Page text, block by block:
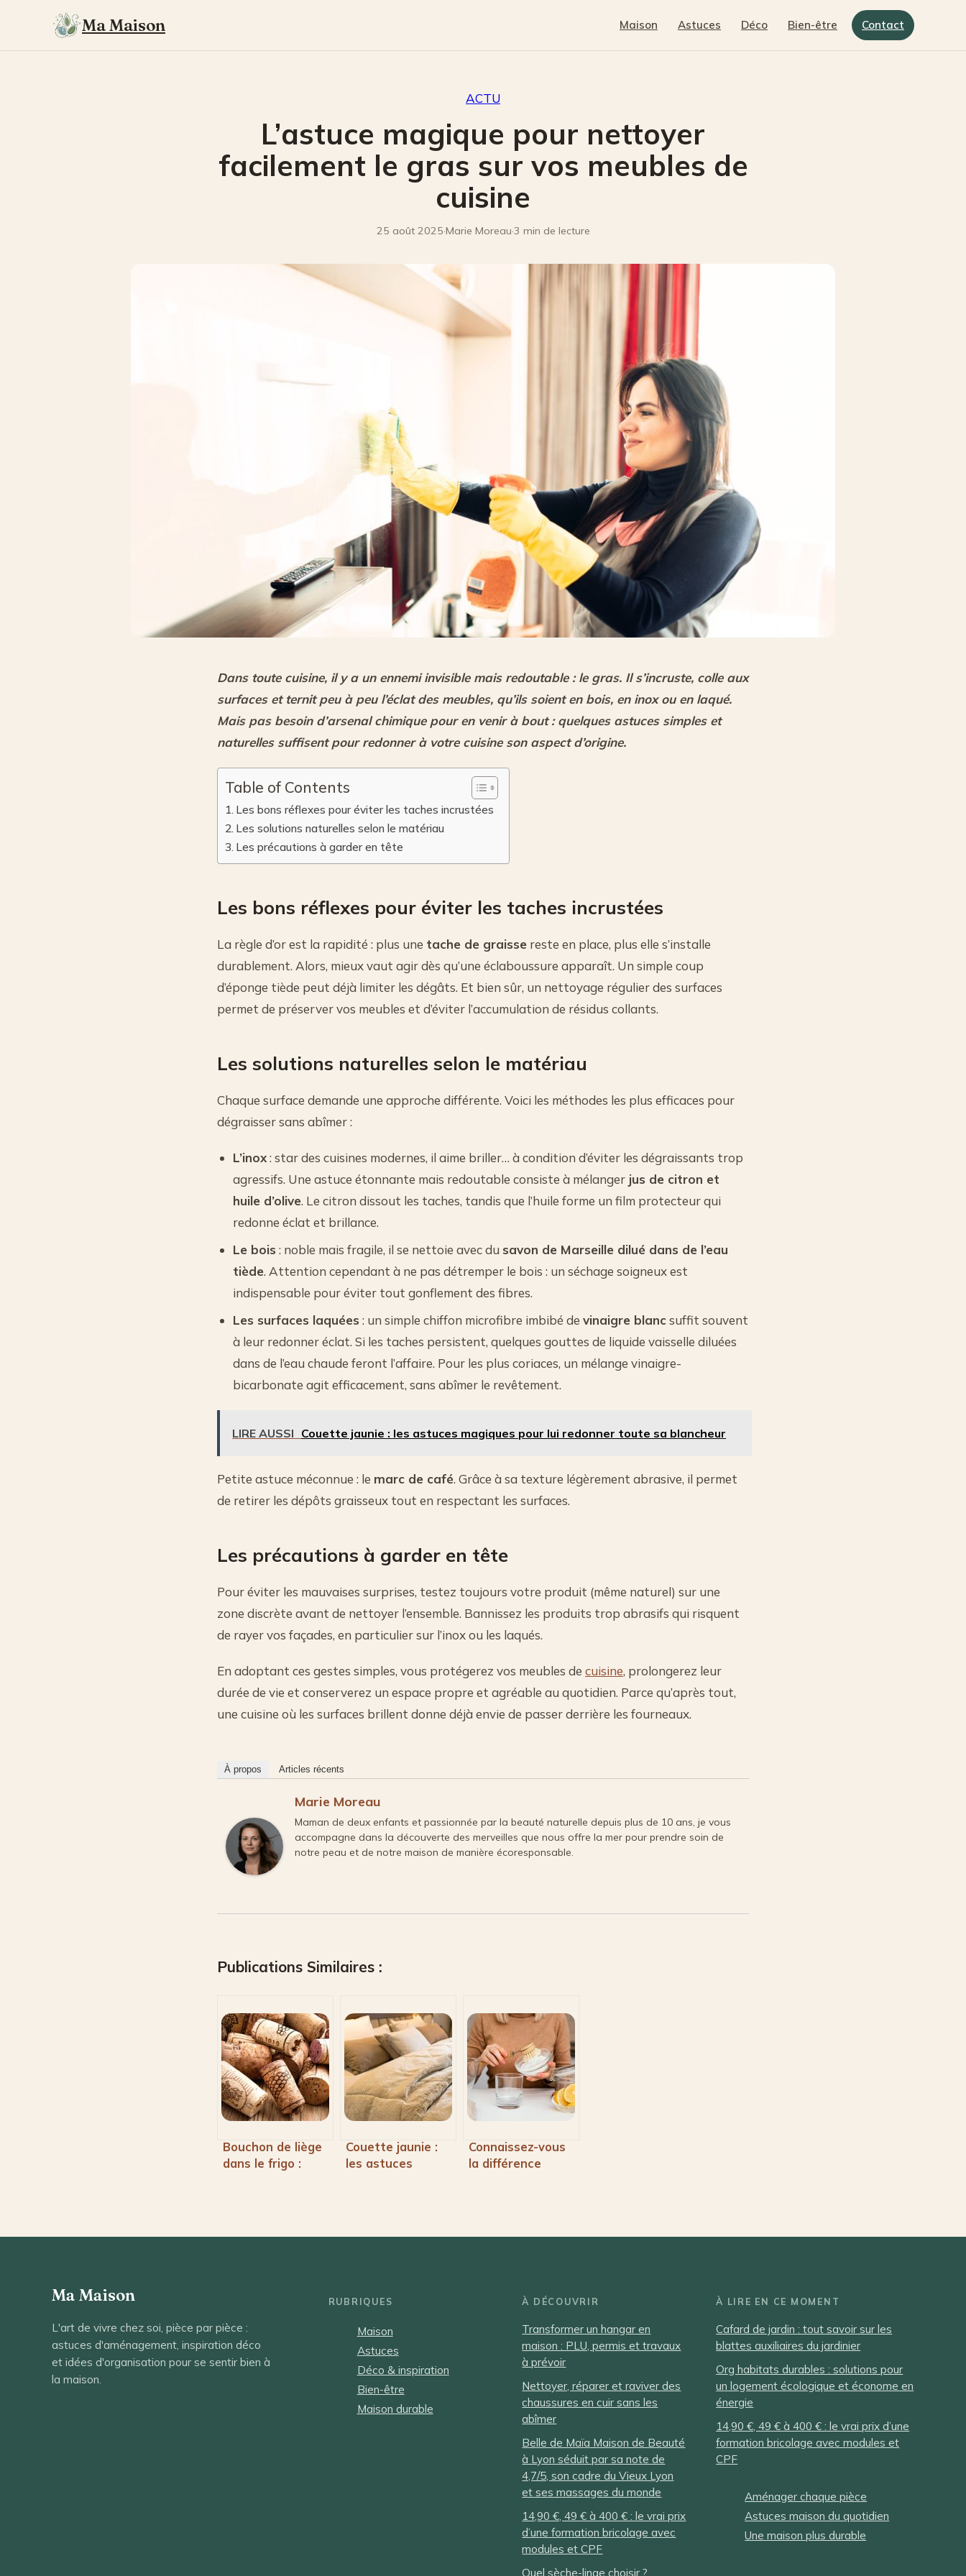
Ma Maison Maison Astuces Déco Bien-être Contact
ACTU
L’astuce magique pour nettoyer
facilement le gras sur vos meubles de
cuisine
25 août 2025·Marie Moreau·3 min de lecture
Dans toute cuisine, il y a un ennemi invisible mais redoutable : le gras. Il s’incruste, colle aux
surfaces et ternit peu à peu l’éclat des meubles, qu’ils soient en bois, en inox ou en laqué.
Mais pas besoin d’arsenal chimique pour en venir à bout : quelques astuces simples et
naturelles suffisent pour redonner à votre cuisine son aspect d’origine.
Table of Contents
Les bons réflexes pour éviter les taches incrustées
Les solutions naturelles selon le matériau
Les précautions à garder en tête
Les bons réflexes pour éviter les taches incrustées
La règle d’or est la rapidité : plus une tache de graisse reste en place, plus elle s’installe
durablement. Alors, mieux vaut agir dès qu’une éclaboussure apparaît. Un simple coup
d’éponge tiède peut déjà limiter les dégâts. Et bien sûr, un nettoyage régulier des surfaces
permet de préserver vos meubles et d’éviter l’accumulation de résidus collants.
Les solutions naturelles selon le matériau
Chaque surface demande une approche différente. Voici les méthodes les plus efficaces pour
dégraisser sans abîmer :
L’inox: star des cuisines modernes, il aime briller… à condition d’éviter les dégraissants trop
agressifs. Une astuce étonnante mais redoutable consiste à mélanger jus de citron et
huile d’olive. Le citron dissout les taches, tandis que l’huile forme un film protecteur qui
redonne éclat et brillance.
Le bois : noble mais fragile, il se nettoie avec du savon de Marseille dilué dans de l’eau
tiède. Attention cependant à ne pas détremper le bois : un séchage soigneux est
indispensable pour éviter tout gonflement des fibres.
Les surfaces laquées : un simple chiffon microfibre imbibé devinaigre blancsuffit souvent
à leur redonner éclat. Si les taches persistent, quelques gouttes de liquide vaisselle diluées
dans de l’eau chaude feront l’affaire. Pour les plus coriaces, un mélange vinaigre-
bicarbonate agit efficacement, sans abîmer le revêtement.
LIRE AUSSI Couette jaunie : les astuces magiques pour lui redonner toute sa blancheur
Petite astuce méconnue : le marc de café. Grâce à sa texture légèrement abrasive, il permet
de retirer les dépôts graisseux tout en respectant les surfaces.
Les précautions à garder en tête
Pour éviter les mauvaises surprises, testez toujours votre produit (même naturel) sur une
zone discrète avant de nettoyer l’ensemble. Bannissez les produits trop abrasifs qui risquent
de rayer vos façades, en particulier sur l’inox ou les laqués.
En adoptant ces gestes simples, vous protégerez vos meubles de cuisine, prolongerez leur
durée de vie et conserverez un espace propre et agréable au quotidien. Parce qu’après tout,
une cuisine où les surfaces brillent donne déjà envie de passer derrière les fourneaux.
À propos Articles récents
Marie Moreau
Maman de deux enfants et passionnée par la beauté naturelle depuis plus de 10 ans, je vous
accompagne dans la découverte des merveilles que nous offre la mer pour prendre soin de
notre peau et de notre maison de manière écoresponsable.
Publications Similaires :
Bouchon de liège
dans le frigo :
Couette jaunie :
les astuces
Connaissez-vous
la différence
Ma Maison
L'art de vivre chez soi, pièce par pièce :
astuces d'aménagement, inspiration déco
et idées d'organisation pour se sentir bien à
la maison.
RUBRIQUES
Maison
Astuces
Déco & inspiration
Bien-être
Maison durable
À DÉCOUVRIR
Transformer un hangar en
maison : PLU, permis et travaux
à prévoir
Nettoyer, réparer et raviver des
chaussures en cuir sans les
abîmer
Belle de Maïa Maison de Beauté
à Lyon séduit par sa note de
4,7/5, son cadre du Vieux Lyon
et ses massages du monde
14,90 €, 49 € à 400 € : le vrai prix
d’une formation bricolage avec
modules et CPF
Quel sèche-linge choisir ?
À LIRE EN CE MOMENT
Cafard de jardin : tout savoir sur les
blattes auxiliaires du jardinier
Org habitats durables : solutions pour
un logement écologique et économe en
énergie
14,90 €, 49 € à 400 € : le vrai prix d’une
formation bricolage avec modules et
CPF
Aménager chaque pièce
Astuces maison du quotidien
Une maison plus durable